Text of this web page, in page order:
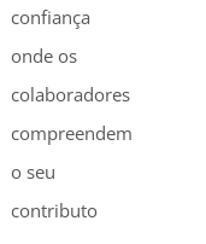
confiança
onde os
colaboradores
compreendem
o seu
contributo